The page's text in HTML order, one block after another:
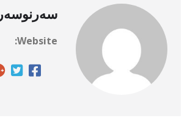
سەرنوسەر
Website: